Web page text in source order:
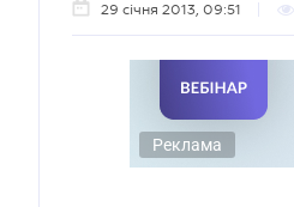
29 січня 2013, 09:51
Реклама